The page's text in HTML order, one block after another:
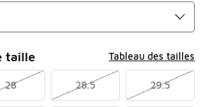
taille Tableau des tailles
28 28.5 29.5